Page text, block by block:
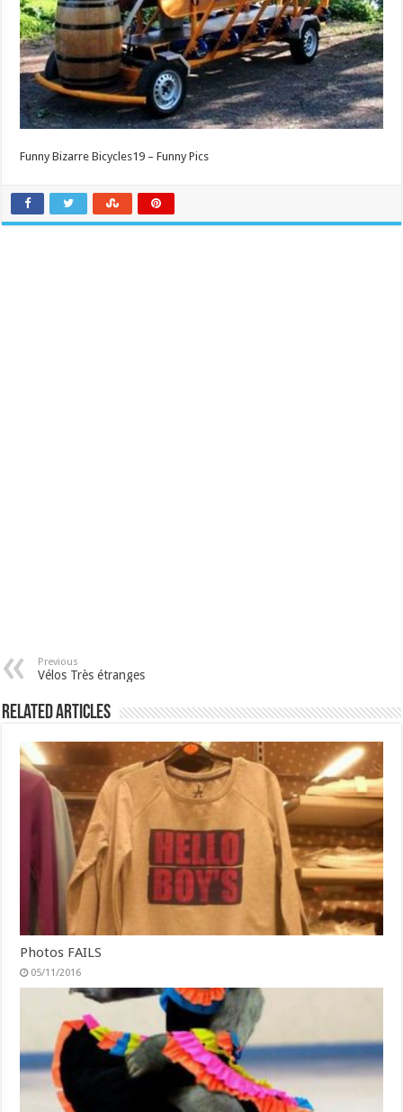
Funny Bizarre Bicycles19 – Funny Pics
Previous
Vélos Très étranges
Related Articles
Photos FAILS
05/11/2016